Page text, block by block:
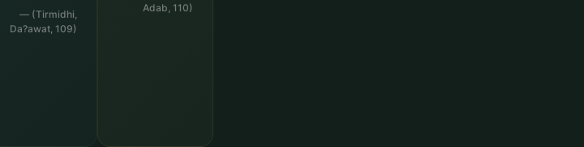
— (Tirmidhi,
Da?awat, 109)
Adab, 110)